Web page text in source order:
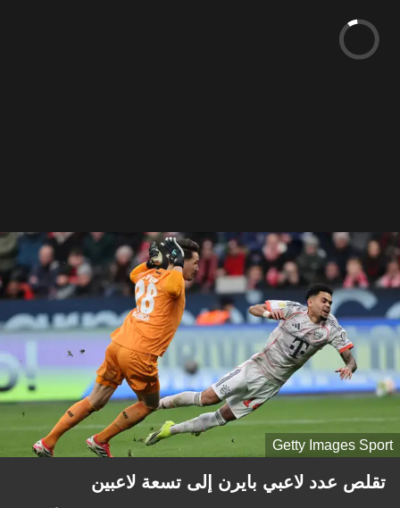
Getty Images Sport
تقلص عدد لاعبي بايرن إلى تسعة لاعبين